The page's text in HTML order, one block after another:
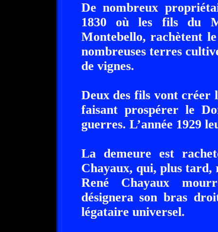
De nombreux
1830 où les fils du
Montebello, rachètent
nombreuses terres
de vignes.
Deux des fils vont
faisant prospérer le
guerres. L’année 1929
La demeure est
Chayaux, qui, plus tard,
René Chayaux
désignera son bras
légataire universel.